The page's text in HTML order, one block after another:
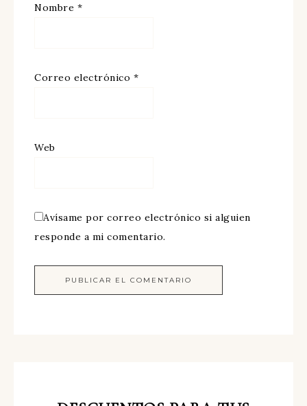
Nombre *
Correo electrónico *
Web
Avísame por correo electrónico si alguien
responde a mi comentario.